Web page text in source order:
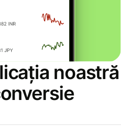
noastră